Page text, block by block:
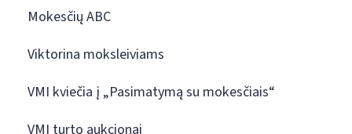
Mokesčių ABC
Viktorina moksleiviams
VMI kviečia į „Pasimatymą su mokesčiais“
VMI turto aukcionai